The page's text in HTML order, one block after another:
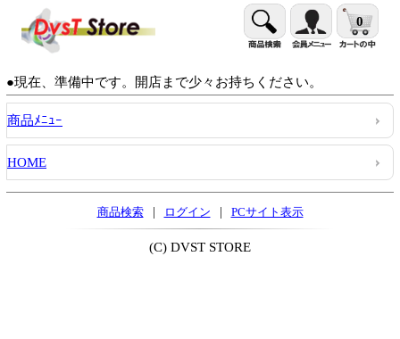
0
●現在、準備中です。開店まで少々お持ちください。
商品ﾒﾆｭｰ
HOME
商品検索 | ログイン | PCサイト表示
(C) DVST STORE